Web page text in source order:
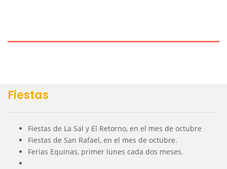
Fiestas
Fiestas de La Sal y El Retorno, en el mes de octubre
Fiestas de San Rafael, en el mes de octubre.
Ferias Equinas, primer lunes cada dos meses.